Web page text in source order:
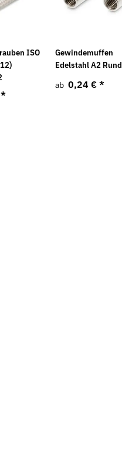
ISO
*
Gewindemuffen
Edelstahl A2 Rund
ab 0,24 € *